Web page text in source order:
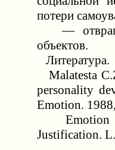
потери
—
объектов.
Литература.
Malatesta
personality
Emotion.
Emotion
Justification.